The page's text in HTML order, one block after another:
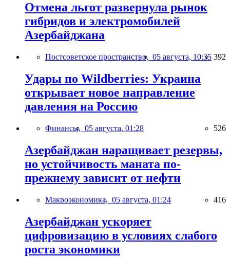
Отмена льгот развернула рынок
гибридов и электромобилей
Азербайджана
Постсоветское пространство, 05 августа, 10:35 392
Удары по Wildberries: Украина
открывает новое направление
давления на Россию
Финансы, 05 августа, 01:28 526
Азербайджан наращивает резервы,
но устойчивость маната по-
прежнему зависит от нефти
Макроэкономика, 05 августа, 01:24 416
Азербайджан ускоряет
цифровизацию в условиях слабого
роста экономики